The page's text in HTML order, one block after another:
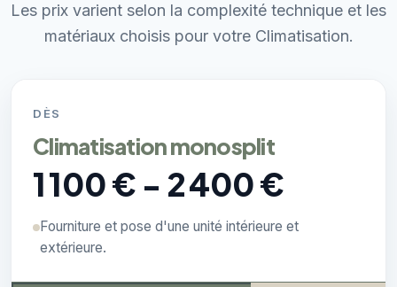
Les prix varient selon la complexité technique et les
matériaux choisis pour votre Climatisation.
DÈS
Climatisation monosplit
1 100 € - 2 400 €
Fourniture et pose d'une unité intérieure et
extérieure.